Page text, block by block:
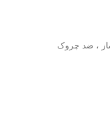
، ضد چروک